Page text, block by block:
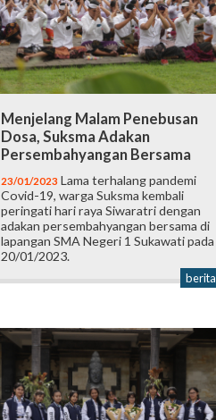
Menjelang Malam Penebusan
Dosa, Suksma Adakan
Persembahyangan Bersama
23/01/2023 Lama terhalang pandemi
Covid-19, warga Suksma kembali
peringati hari raya Siwaratri dengan
adakan persembahyangan bersama di
lapangan SMA Negeri 1 Sukawati pada
20/01/2023.
berita